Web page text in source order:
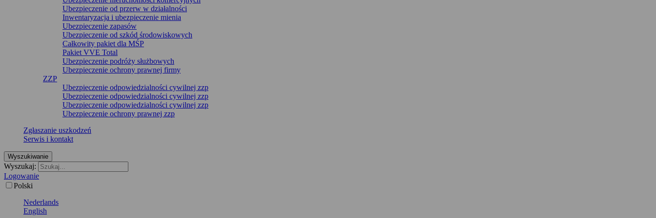
Ubezpieczenie od przerw w działalności
Inwentaryzacja i ubezpieczenie mienia
Ubezpieczenie zapasów
Ubezpieczenie od szkód środowiskowych
Całkowity pakiet dla MŚP
Pakiet VVE Total
Ubezpieczenie podróży służbowych
Ubezpieczenie ochrony prawnej firmy
ZZP
Ubezpieczenie odpowiedzialności cywilnej zzp
Ubezpieczenie odpowiedzialności cywilnej zzp
Ubezpieczenie odpowiedzialności cywilnej zzp
Ubezpieczenie ochrony prawnej zzp
Zgłaszanie uszkodzeń
Serwis i kontakt
Wyszukiwanie
Wyszukaj:
Logowanie
Polski
Nederlands
English